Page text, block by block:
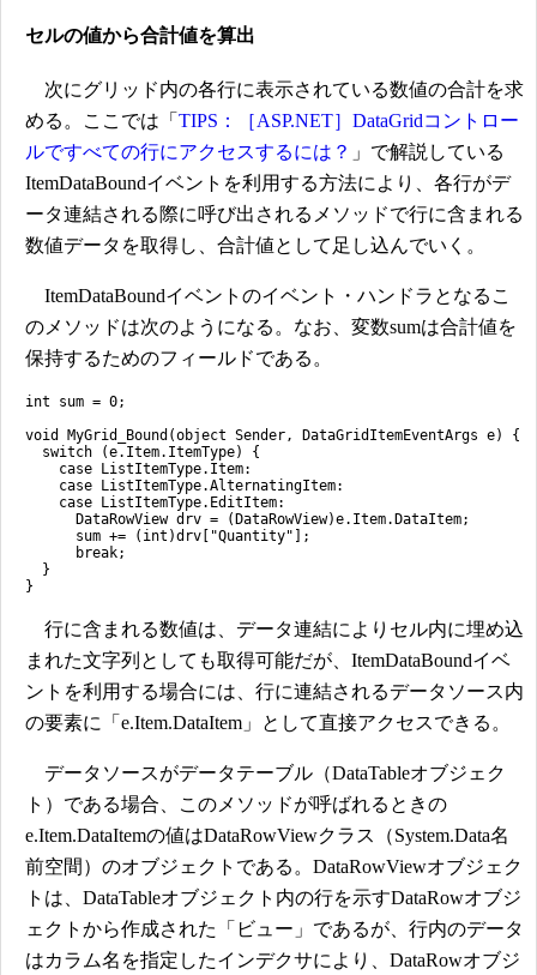
セルの値から合計値を算出
次にグリッド内の各行に表示されている数値の合計を求
める。ここでは「 TIPS：［ASP.NET］DataGridコントロー
ルですべての行にアクセスするには？ 」で解説している
ItemDataBoundイベントを利用する方法により、各行がデ
ータ連結される際に呼び出されるメソッドで行に含まれる
数値データを取得し、合計値として足し込んでいく。
ItemDataBoundイベントのイベント・ハンドラとなるこ
のメソッドは次のようになる。なお、変数sumは合計値を
保持するためのフィールドである。
int sum = 0;
void MyGrid_Bound(object Sender, DataGridItemEventArgs e) {
switch (e.Item.ItemType) {
case ListItemType.Item:
case ListItemType.AlternatingItem:
case ListItemType.EditItem:
DataRowView drv = (DataRowView)e.Item.DataItem;
sum += (int)drv["Quantity"];
break;
}
}
行に含まれる数値は、データ連結によりセル内に埋め込
まれた文字列としても取得可能だが、ItemDataBoundイベ
ントを利用する場合には、行に連結されるデータソース内
の要素に「e.Item.DataItem」として直接アクセスできる。
データソースがデータテーブル（DataTableオブジェク
ト）である場合、このメソッドが呼ばれるときの
e.Item.DataItemの値はDataRowViewクラス（System.Data名
前空間）のオブジェクトである。DataRowViewオブジェク
トは、DataTableオブジェクト内の行を示すDataRowオブジ
ェクトから作成された「ビュー」であるが、行内のデータ
はカラム名を指定したインデクサにより、DataRowオブジ